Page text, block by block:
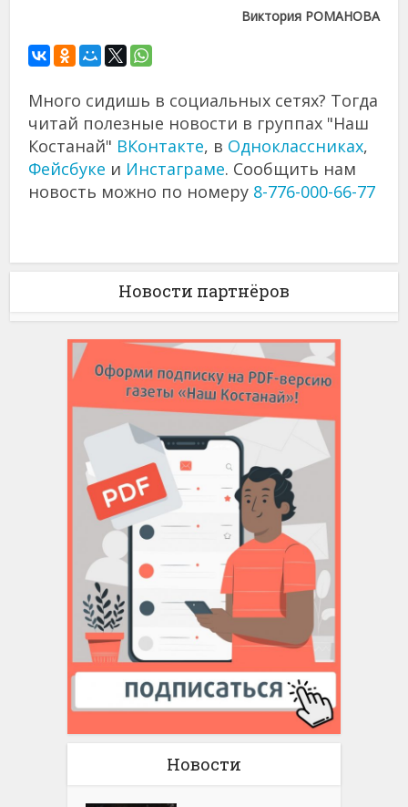
Виктория РОМАНОВА
Много сидишь в социальных сетях? Тогда
читай полезные новости в группах "Наш
Костанай" ВКонтакте, в Одноклассниках,
Фейсбуке и Инстаграме. Сообщить нам
новость можно по номеру 8-776-000-66-77
Новости партнёров
Новости